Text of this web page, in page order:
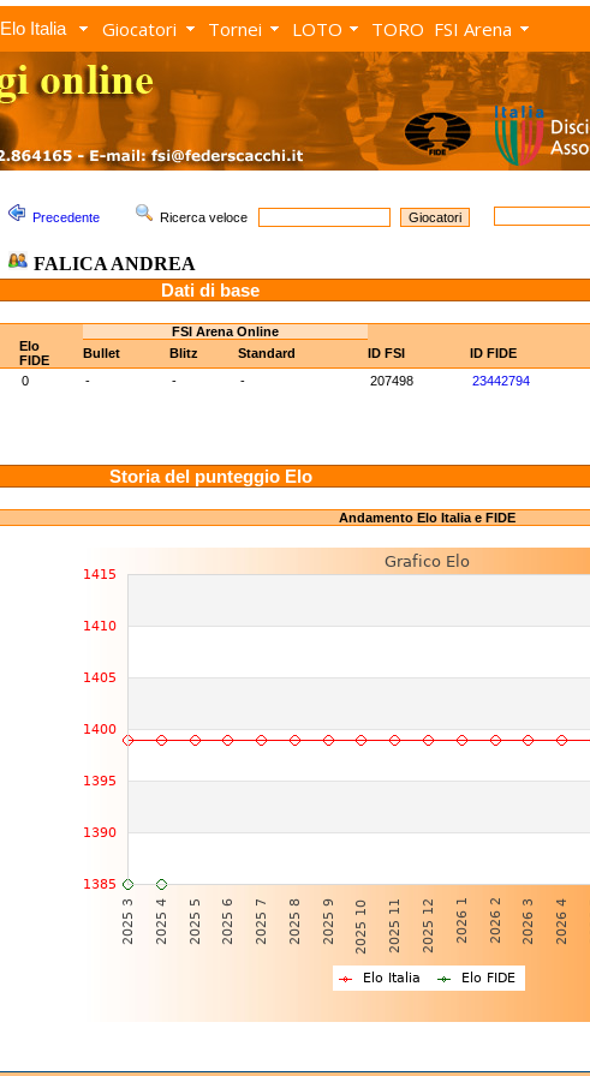
Elo Italia Giocatori Tornei LOTO TORO FSI Arena
Precedente Ricerca veloce
FALICA ANDREA
Dati di base
FSI Arena Online
Elo
FIDE
Bullet Blitz Standard ID FSI ID FIDE
0 - - - 207498 23442794
Storia del punteggio Elo
Andamento Elo Italia e FIDE